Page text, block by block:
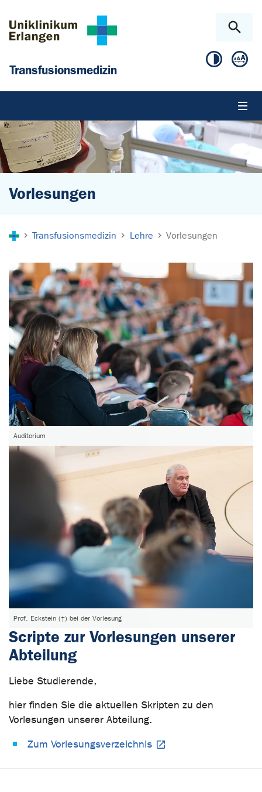
Transfusionsmedizin
Vorlesungen
Transfusionsmedizin Lehre Vorlesungen
Auditorium
Prof. Eckstein (†) bei der Vorlesung
Scripte zur Vorlesungen unserer
Abteilung
Liebe Studierende,
hier finden Sie die aktuellen Skripten zu den
Vorlesungen unserer Abteilung.
Zum Vorlesungsverzeichnis